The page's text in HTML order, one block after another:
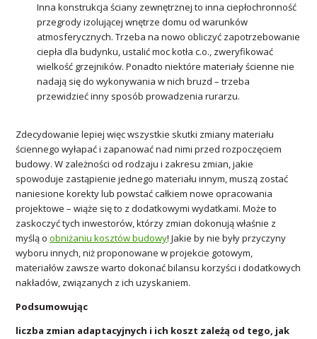
Inna konstrukcja ściany zewnętrznej to inna ciepłochronność
przegrody izolującej wnętrze domu od warunków
atmosferycznych. Trzeba na nowo obliczyć zapotrzebowanie
ciepła dla budynku, ustalić moc kotła c.o., zweryfikować
wielkość grzejników. Ponadto niektóre materiały ścienne nie
nadają się do wykonywania w nich bruzd – trzeba
przewidzieć inny sposób prowadzenia rurarzu.
Zdecydowanie lepiej więc wszystkie skutki zmiany materiału
ściennego wyłapać i zapanować nad nimi przed rozpoczęciem
budowy. W zależności od rodzaju i zakresu zmian, jakie
spowoduje zastąpienie jednego materiału innym, muszą zostać
naniesione korekty lub powstać całkiem nowe opracowania
projektowe – wiąże się to z dodatkowymi wydatkami. Może to
zaskoczyć tych inwestorów, którzy zmian dokonują właśnie z
myślą oobniżaniu kosztów budowy! Jakie by nie były przyczyny
wyboru innych, niż proponowane w projekcie gotowym,
materiałów zawsze warto dokonać bilansu korzyści i dodatkowych
nakładów, związanych z ich uzyskaniem.
Podsumowując
liczba zmian adaptacyjnych i ich koszt zależą od tego, jak